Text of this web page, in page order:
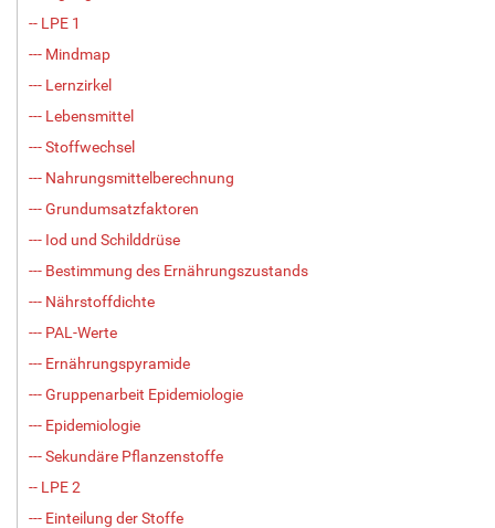
-- LPE 1
--- Mindmap
--- Lernzirkel
--- Lebensmittel
--- Stoffwechsel
--- Nahrungsmittelberechnung
--- Grundumsatzfaktoren
--- Iod und Schilddrüse
--- Bestimmung des Ernährungszustands
--- Nährstoffdichte
--- PAL-Werte
--- Ernährungspyramide
--- Gruppenarbeit Epidemiologie
--- Epidemiologie
--- Sekundäre Pflanzenstoffe
-- LPE 2
--- Einteilung der Stoffe